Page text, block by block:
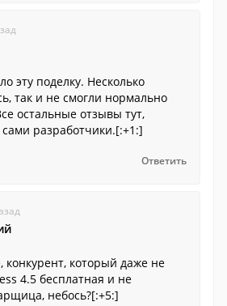
эту поделку. Несколько
так и не смогли нормально
остальные отзывы тут,
разработчики.[:+1:]
Ответить
конкурент, который даже не
4.5 бесплатная и не
небось?[:+5:]